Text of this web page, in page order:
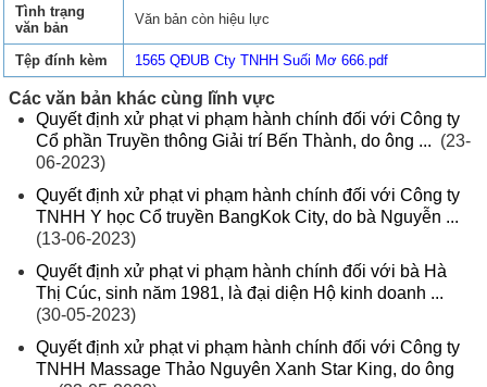
Tình trạng
văn bản
Văn bản còn hiệu lực
Tệp đính kèm 1565 QĐUB Cty TNHH Suối Mơ 666.pdf
Các văn bản khác cùng lĩnh vực
Quyết định xử phạt vi phạm hành chính đối với Công ty
Cổ phần Truyền thông Giải trí Bến Thành, do ông ... (23-
06-2023)
Quyết định xử phạt vi phạm hành chính đối với Công ty
TNHH Y học Cổ truyền BangKok City, do bà Nguyễn ...
(13-06-2023)
Quyết định xử phạt vi phạm hành chính đối với bà Hà
Thị Cúc, sinh năm 1981, là đại diện Hộ kinh doanh ...
(30-05-2023)
Quyết định xử phạt vi phạm hành chính đối với Công ty
TNHH Massage Thảo Nguyên Xanh Star King, do ông